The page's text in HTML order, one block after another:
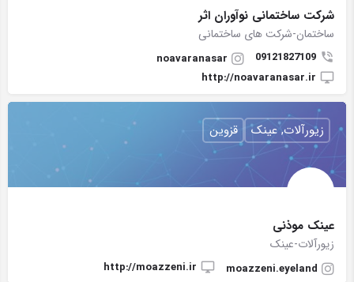
شرکت ساختمانی نوآوران اثر
ساختمان-شرکت های ساختمانی
09121827109
noavaranasar
http://noavaranasar.ir
عینک موذنی
زیورآلات-عینک
moazzeni.eyeland
http://moazzeni.ir
زیورآلات, عینک قزوین